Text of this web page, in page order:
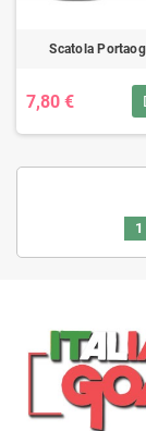
Scatola
7,80 €
1